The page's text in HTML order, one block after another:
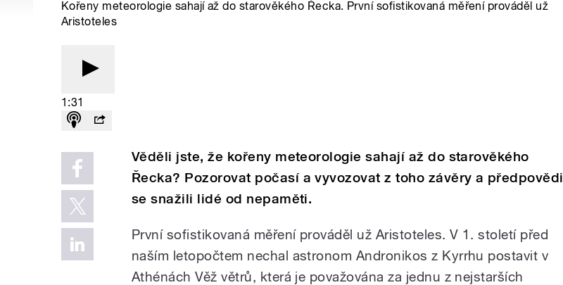
Kořeny meteorologie sahají až do starověkého Řecka. První sofistikovaná měření prováděl už
Aristoteles
1:31
Věděli jste, že kořeny meteorologie sahají až do starověkého
Řecka? Pozorovat počasí a vyvozovat z toho závěry a předpovědi
se snažili lidé od nepaměti.
První sofistikovaná měření prováděl už Aristoteles. V 1. století před
naším letopočtem nechal astronom Andronikos z Kyrrhu postavit v
Athénách Věž větrů, která je považována za jednu z nejstarších